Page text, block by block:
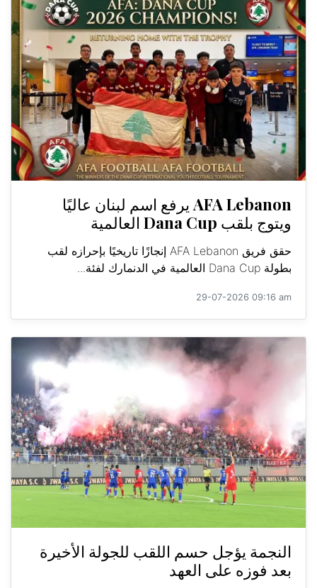
AFA Lebanon يرفع اسم لبنان عاليًا
ويتوج بلقب Dana Cup العالمية
حقق فريق AFA Lebanon إنجازًا تاريخيًا بإحرازه لقب
بطولة Dana Cup العالمية في الدنمارك لفئة...
29-07-2026 09:16 am
النجمة يؤجل حسم اللقب للجولة الأخيرة
بعد فوزه على العهد